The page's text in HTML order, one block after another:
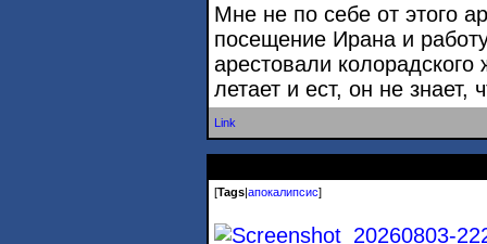
Мне не по себе от этого
посещение Ирана и
арестовали
летает и ест, он не знает,
Link
[Tags|апокалипсис]